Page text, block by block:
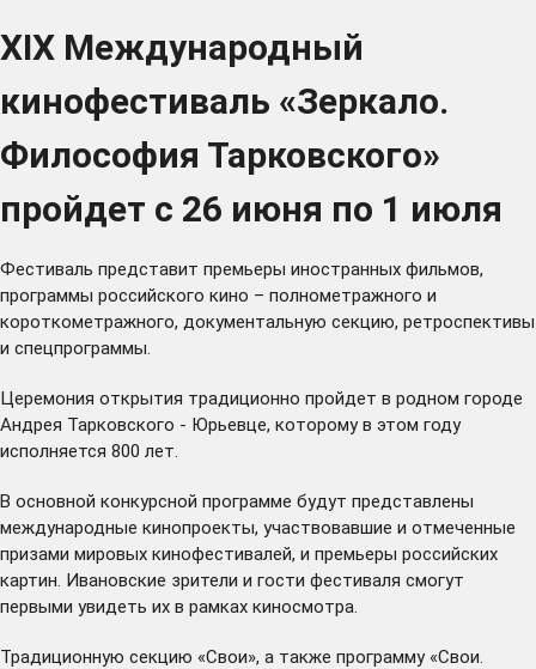
XIX Международный
кинофестиваль «Зеркало.
Философия Тарковского»
пройдет с 26 июня по 1 июля
Фестиваль представит премьеры иностранных фильмов,
программы российского кино – полнометражного и
короткометражного, документальную секцию, ретроспективы
и спецпрограммы.
Церемония открытия традиционно пройдет в родном городе
Андрея Тарковского - Юрьевце, которому в этом году
исполняется 800 лет.
В основной конкурсной программе будут представлены
международные кинопроекты, участвовавшие и отмеченные
призами мировых кинофестивалей, и премьеры российских
картин. Ивановские зрители и гости фестиваля смогут
первыми увидеть их в рамках киносмотра.
Традиционную секцию «Свои», а также программу «Свои.